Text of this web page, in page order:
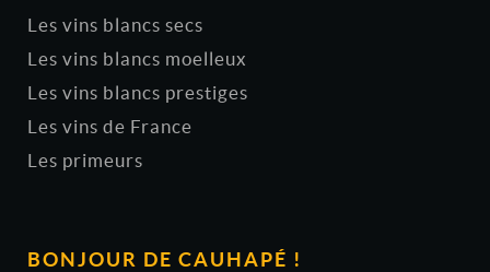
Les vins blancs secs
Les vins blancs moelleux
Les vins blancs prestiges
Les vins de France
Les primeurs
BONJOUR DE CAUHAPÉ !